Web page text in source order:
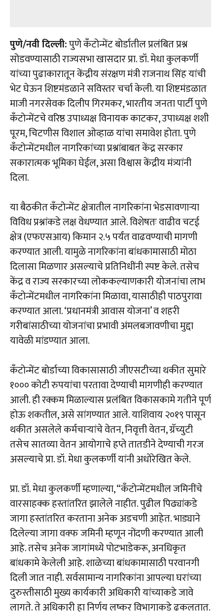
पुणे/नवी दिल्ली:पुणे कँटोन्मेंट बोर्डातील प्रलंबित प्रश्न
सोडवण्यासाठी राज्यसभा खासदार प्रा. डॉ. मेधा कुलकर्णी
यांच्या पुढाकारातून केंद्रीय संरक्षण मंत्री राजनाथ सिंह यांची
भेट घेऊन शिष्टमंडळाने सविस्तर चर्चा केली. या शिष्टमंडळात
माजी नगरसेवक दिलीप गिरमकर, भारतीय जनता पार्टी पुणे
कॅंटोन्मेंटचे वरिष्ठ उपाध्यक्ष विनायक काटकर, उपाध्यक्ष शशी
पूरम, चिटणीस विशाल ओव्हाळ यांचा समावेश होता. पुणे
कँटोन्मेंटमधील नागरिकांच्या प्रश्नांबाबत केंद्र सरकार
सकारात्मक भूमिका घेईल, असा विश्वास केंद्रीय मंत्र्यांनी
दिला.
या बैठकीत कँटोन्मेंट क्षेत्रातील नागरिकांना भेडसावणाऱ्या
विविध प्रश्नांकडे लक्ष वेधण्यात आले. विशेषतः वाढीव चटई
क्षेत्र (एफएसआय) किमान २.५ पर्यंत वाढवण्याची मागणी
करण्यात आली. यामुळे नागरिकांना बांधकामासाठी मोठा
दिलासा मिळणार असल्याचे प्रतिनिधींनी स्पष्ट केले. तसेच
केंद्र व राज्य सरकारच्या लोककल्याणकारी योजनांचा लाभ
कँटोन्मेंटमधील नागरिकांना मिळावा, यासाठीही पाठपुरावा
करण्यात आला. ‘प्रधानमंत्री आवास योजना’ व शहरी
गरीबांसाठीच्या योजनांचा प्रभावी अंमलबजावणीचा मुद्दा
यावेळी मांडण्यात आला.
कँटोन्मेंट बोर्डाच्या विकासासाठी जीएसटीच्या थकीत सुमारे
१००० कोटी रुपयांचा परतावा देण्याची मागणीही करण्यात
आली. ही रक्कम मिळाल्यास प्रलंबित विकासकामे गतीने पूर्ण
होऊ शकतील, असे सांगण्यात आले. याशिवाय २०१९ पासून
थकीत असलेले कर्मचाऱ्यांचे वेतन, निवृत्ती वेतन, ग्रॅच्युटी
तसेच सातव्या वेतन आयोगाचे हप्ते तातडीने देण्याची गरज
असल्याचे प्रा. डॉ. मेधा कुलकर्णी यांनी अधोरेखित केले.
प्रा. डॉ. मेधा कुलकर्णी म्हणाल्या, “कॅंटोन्मेंटमधील जमिनींचे
वारसाहक्क हस्तांतरित झालेले नाहीत. पुढील पिढ्यांकडे
जागा हस्तांतरित करताना अनेक अडचणी आहेत. भाड्याने
दिलेल्या जागा वक्फ जमिनी म्हणून नोंदणी करण्यात आली
आहे. तसेच अनेक जागांमध्ये पोटभाडेकरू, अनधिकृत
बांधकामे केलेली आहे. शाळेच्या बांधकामासाठी परवानगी
दिली जात नाही. सर्वसामान्य नागरिकांना आपल्या घरांच्या
दुरुस्तीसाठी मुख्य कार्यकारी अधिकारी यांच्याकडे जावे
लागते. ते अधिकारी हा निर्णय लष्कर विभागाकडे ढकलतात.